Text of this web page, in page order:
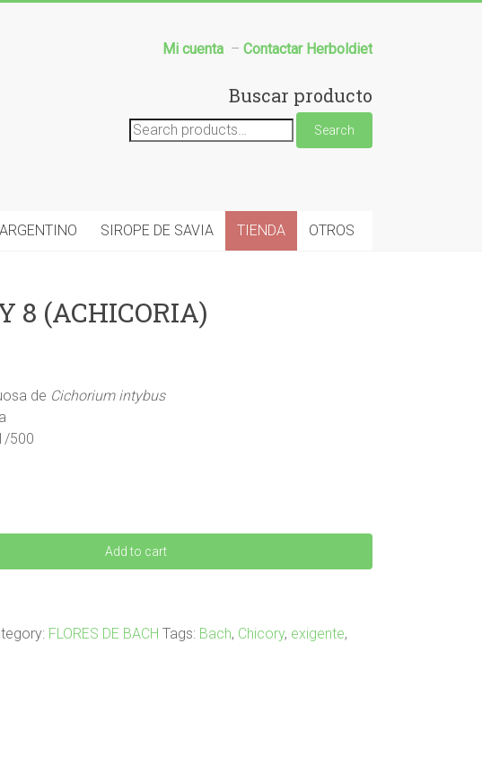
Mi cuenta – Contactar Herboldiet
Buscar producto
Search
for:
Search
SIROPE DE SAVIA TIENDA OTROS
8 (ACHICORIA)
de Cichorium intybus
500
Add to cart
FLORES DE BACH Tags: Bach, Chicory, exigente,